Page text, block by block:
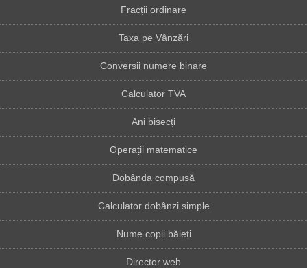
Fracții ordinare
Taxa pe Vânzări
Conversii numere binare
Calculator TVA
Ani bisecți
Operații matematice
Dobânda compusă
Calculator dobânzi simple
Nume copii băieți
Director web